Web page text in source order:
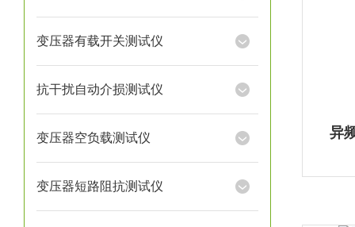
变压器有载开关测试仪
抗干扰自动介损测试仪
变压器空负载测试仪
变压器短路阻抗测试仪
异